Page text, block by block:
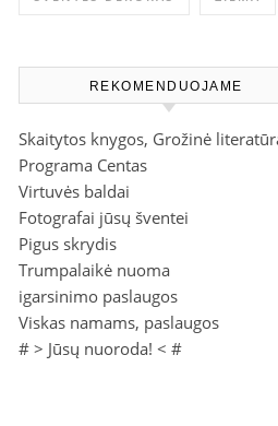
REKOMENDUOJAME
Skaitytos knygos, Grožinė
Programa Centas
Virtuvės baldai
Fotografai jūsų šventei
Pigus skrydis
Trumpalaikė nuoma
igarsinimo paslaugos
Viskas namams, paslaugos
# > Jūsų nuoroda! < #